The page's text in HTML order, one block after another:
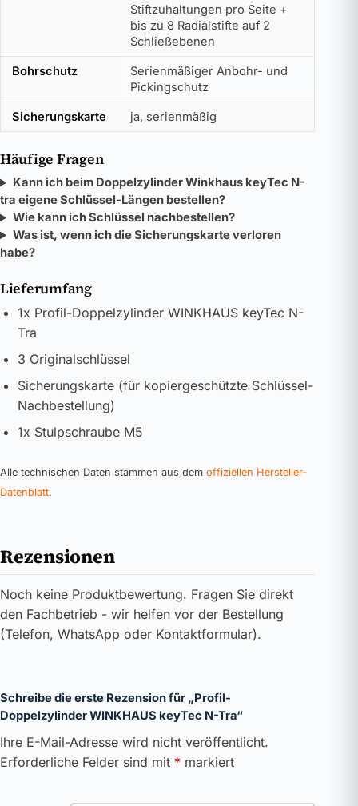
Stiftzuhaltungen pro Seite +
bis zu 8 Radialstifte auf 2
Schließebenen
Bohrschutz
Serienmäßiger Anbohr- und
Pickingschutz
Sicherungskarte ja, serienmäßig
Häufige Fragen
Kann ich beim Doppelzylinder Winkhaus keyTec N-
tra eigene Schlüssel-Längen bestellen?
Wie kann ich Schlüssel nachbestellen?
Was ist, wenn ich die Sicherungskarte verloren
habe?
Lieferumfang
1x Profil-Doppelzylinder WINKHAUS keyTec N-
Tra
3 Originalschlüssel
Sicherungskarte (für kopiergeschützte Schlüssel-
Nachbestellung)
1x Stulpschraube M5
Alle technischen Daten stammen aus dem offiziellen Hersteller-
Datenblatt.
Rezensionen
Noch keine Produktbewertung. Fragen Sie direkt
den Fachbetrieb - wir helfen vor der Bestellung
(Telefon, WhatsApp oder Kontaktformular).
Schreibe die erste Rezension für „Profil-
Doppelzylinder WINKHAUS keyTec N-Tra“
Ihre E-Mail-Adresse wird nicht veröffentlicht.
Erforderliche Felder sind mit * markiert